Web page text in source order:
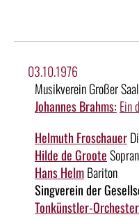
03.10.1976
Musikverein Großer Saal
Johannes Brahms: Ein
Helmuth Froschauer
Hilde de GrooteSopran
Hans HelmBariton
Singverein der
Tonkünstler-